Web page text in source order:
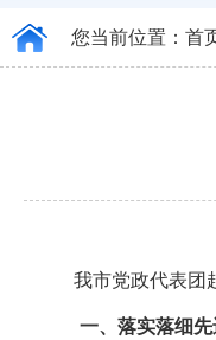
您当前位置： 首
我市党政代表团
一、落实落细